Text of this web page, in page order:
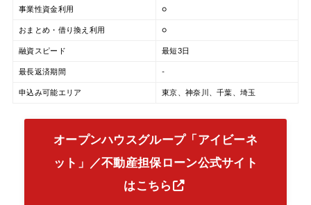
事業性資金利用 ○
おまとめ・借り換え利用 ○
融資スピード 最短3日
最長返済期間 -
申込み可能エリア 東京、神奈川、千葉、埼玉
オープンハウスグループ「アイビーネ
ット」／不動産担保ローン公式サイト
はこちら